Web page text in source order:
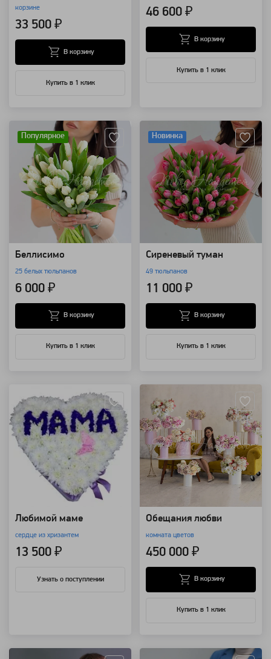
корзине
33 500 ₽
Купить в 1 клик
В корзину
46 600 ₽
Купить в 1 клик
В корзину
Популярное
Беллисимо
25 белых тюльпанов
6 000 ₽
Купить в 1 клик
В корзину
Новинка
Сиреневый туман
49 тюльпанов
11 000 ₽
Купить в 1 клик
В корзину
Любимой маме
сердце из хризантем
13 500 ₽
Узнать о поступлении
Обещания любви
комната цветов
450 000 ₽
Купить в 1 клик
В корзину